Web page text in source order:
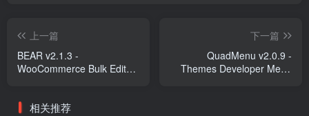
上一篇
BEAR v2.1.3 -
WooCommerce Bulk Editor
下一篇
QuadMenu v2.0.9 -
Themes Developer Mega
相关推荐